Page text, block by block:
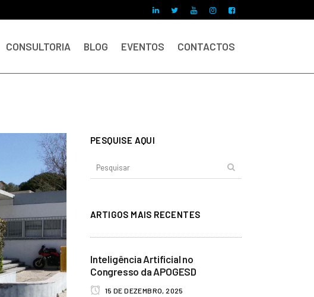
CONSULTORIA BLOG EVENTOS CONTACTOS
PESQUISE AQUI
ARTIGOS MAIS RECENTES
Inteligência Artificial no
Congresso da APOGESD
15 DE DEZEMBRO, 2025